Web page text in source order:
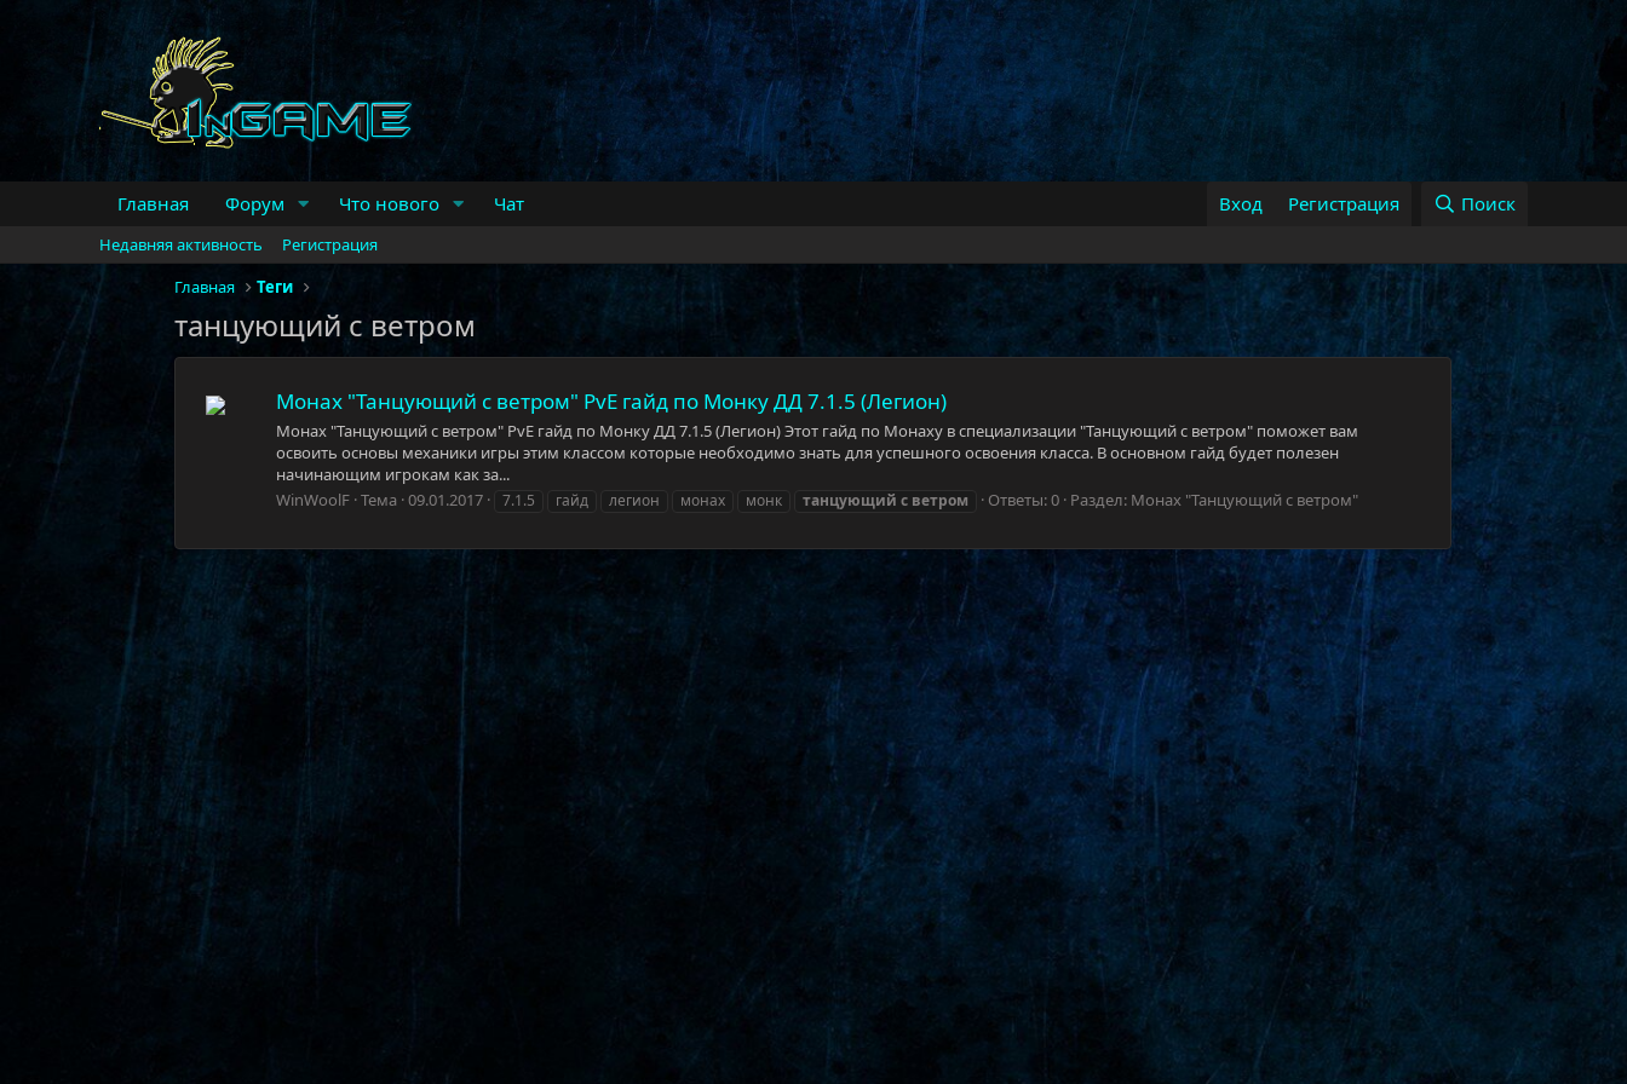
Главная Форум Что нового Чат Вход Регистрация Поиск
Недавняя активность
Регистрация
Главная
Теги
танцующий с ветром
Монах "Танцующий с ветром" PvE гайд по Монку ДД 7.1.5 (Легион)
Монах "Танцующий с ветром" PvE гайд по Монку ДД 7.1.5 (Легион) Этот гайд по Монаху в специализации "Танцующий с ветром" поможет вам
освоить основы механики игры этим классом которые необходимо знать для успешного освоения класса. В основном гайд будет полезен
начинающим игрокам как за...
WinWoolF Тема 09.01.2017 7.1.5 гайд легион монах монк танцующий с ветром Ответы: 0 Раздел: Монах "Танцующий с ветром"